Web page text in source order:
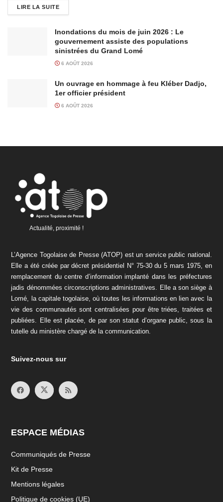
LIRE LA SUITE
Inondations du mois de juin 2026 : Le
gouvernement assiste des populations
sinistrées du Grand Lomé
6 AOÛT 2026
Un ouvrage en hommage à feu Kléber Dadjo,
1er officier président
6 AOÛT 2026
Actualité, proximité !
L’Agence Togolaise de Presse (ATOP) est un service public national.
Elle a été créée par décret présidentiel N° 75-30 du 5 mars 1975, en
remplacement du centre d’information implanté dans les préfectures
jadis dénommées circonscriptions administratives. Elle a son siège à
Lomé, la capitale togolaise, où toutes les informations en lien avec la
vie des communautés sont centralisées pour être triées, traitées et
publiées. Elle est placée, de par son statut d’organe public, sous la
tutelle du ministère chargé de la communication.
Suivez-nous sur
ESPACE MÉDIAS
Communiqués de Presse
Kit de Presse
Mentions légales
Politique de cookies (UE)